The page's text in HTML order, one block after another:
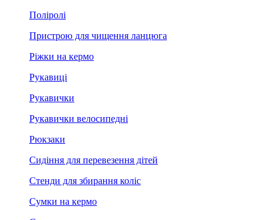
Поліролі
Пристрою для чищення ланцюга
Ріжки на кермо
Рукавиці
Рукавички
Рукавички велосипедні
Рюкзаки
Сидіння для перевезення дітей
Стенди для збирання коліс
Сумки на кермо